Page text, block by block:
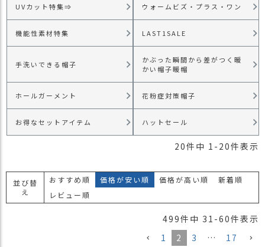
閲
履
買
UVカット特集⇒ ウォームビズ・プラス・ワン
機能性素材特集 LAST1SALE
手洗いできる帽子
かぶった瞬間から差がつく暖
かい帽子暖帽
ホールガーメント 花粉症対策帽子
お得なセットアイテム ハットセール
20件中 1 - 20件表示
並び替
え
おすすめ順 価格が安い順 価格が高い順
新着順
レビュー順
499件中 31 -60件表示
1
2 3 … 17